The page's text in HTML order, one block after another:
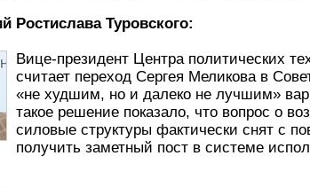
Ростислава Туровского:
Вице-президент Центра политических
считает переход Сергея Меликова в
«не худшим, но и далеко не лучшим»
такое решение показало, что вопрос о
силовые структуры фактически снят с
получить заметный пост в системе